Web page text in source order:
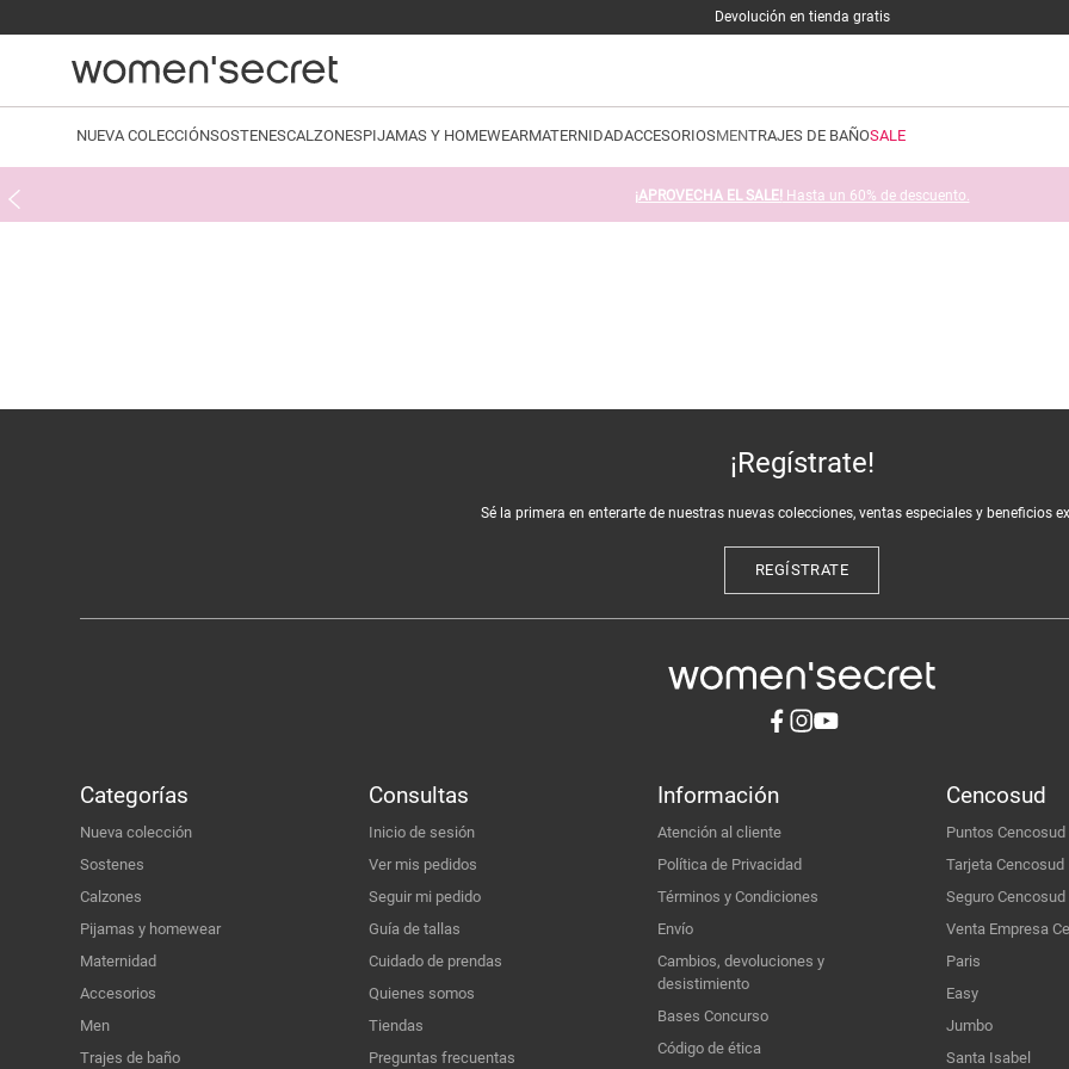
Devolución en tienda gratis
NUEVA COLECCIÓNSOSTENESCALZONESPIJAMAS Y HOMEWEARMATERNIDADACCESORIOSMENTRAJES DE BAÑOSALE
¡APROVECHA EL SALE! Hasta un 60% de descuento.
¡Regístrate!
Sé la primera en enterarte de nuestras nuevas colecciones, ventas especiales y beneficios
REGÍSTRATE
Categorías
Nueva colección
Sostenes
Calzones
Pijamas y homewear
Maternidad
Accesorios
Men
Trajes de baño
Consultas
Inicio de sesión
Ver mis pedidos
Seguir mi pedido
Guía de tallas
Cuidado de prendas
Quienes somos
Tiendas
Preguntas frecuentas
Información
Atención al cliente
Política de Privacidad
Términos y Condiciones
Envío
Cambios, devoluciones y
desistimiento
Bases Concurso
Código de ética
Cencosud
Puntos Cencosud
Tarjeta Cencosud
Seguro Cencosud
Venta Empresa
Paris
Easy
Jumbo
Santa Isabel